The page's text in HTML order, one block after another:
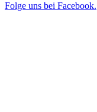
Folge uns bei Facebook.